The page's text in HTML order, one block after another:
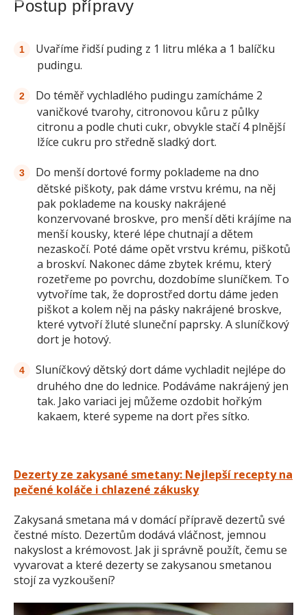
Postup přípravy
Uvaříme řidší puding z 1 litru mléka a 1 balíčku
pudingu.
Do téměř vychladlého pudingu zamícháme 2
vaničkové tvarohy, citronovou kůru z půlky
citronu a podle chuti cukr, obvykle stačí 4 plnější
lžíce cukru pro středně sladký dort.
Do menší dortové formy poklademe na dno
dětské piškoty, pak dáme vrstvu krému, na něj
pak poklademe na kousky nakrájené
konzervované broskve, pro menší děti krájíme na
menší kousky, které lépe chutnají a dětem
nezaskočí. Poté dáme opět vrstvu krému, piškotů
a broskví. Nakonec dáme zbytek krému, který
rozetřeme po povrchu, dozdobíme sluníčkem. To
vytvoříme tak, že doprostřed dortu dáme jeden
piškot a kolem něj na pásky nakrájené broskve,
které vytvoří žluté sluneční paprsky. A sluníčkový
dort je hotový.
Sluníčkový dětský dort dáme vychladit nejlépe do
druhého dne do lednice. Podáváme nakrájený jen
tak. Jako variaci jej můžeme ozdobit hořkým
kakaem, které sypeme na dort přes sítko.
Dezerty ze zakysané smetany: Nejlepší recepty na
pečené koláče i chlazené zákusky
Zakysaná smetana má v domácí přípravě dezertů své
čestné místo. Dezertům dodává vláčnost, jemnou
nakyslost a krémovost. Jak ji správně použít, čemu se
vyvarovat a které dezerty se zakysanou smetanou
stojí za vyzkoušení?